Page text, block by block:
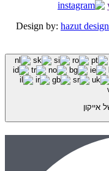
Design by: hazut design